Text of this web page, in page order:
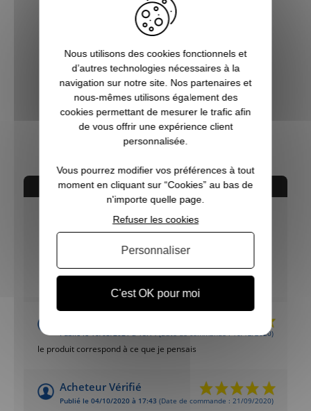
Sac à bottes kaki LE CHAMEAU
38,90 €
AVIS CONCERNANT LE PRODUIT
VOIR L'ATTESTATION
9.5
Basé sur 4 avis
Publié le 10/03/2021 à 18:14(Date de commande : 10/12/2020)
le produit correspond à ce que je pensais
Acheteur Vérifié
Publié le 04/10/2020 à 17:43 (Date de commande : 21/09/2020)
Nous utilisons des cookies fonctionnels et
d’autres technologies nécessaires à la
navigation sur notre site. Nos partenaires et
nous-mêmes utilisons également des
cookies permettant de mesurer le trafic afin
de vous offrir une expérience client
personnalisée.
Vous pourrez modifier vos préférences à tout
moment en cliquant sur “Cookies” au bas de
n'importe quelle page.
C'est OK pour moi
Refuser les cookies
Personnaliser